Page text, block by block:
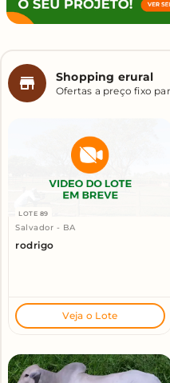
Shopping erural
Ofertas a preço fixo
LOTE 89
Salvador - BA
rodrigo
Veja o Lote